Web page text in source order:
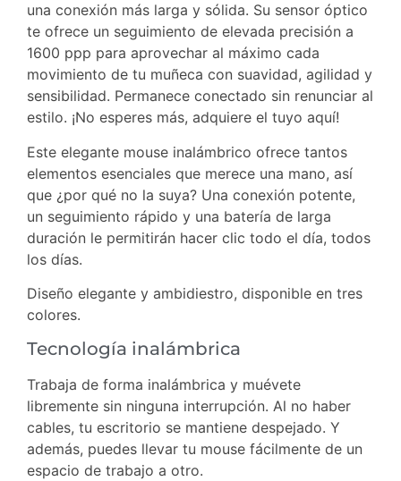
una conexión más larga y sólida. Su sensor óptico
te ofrece un seguimiento de elevada precisión a
1600 ppp para aprovechar al máximo cada
movimiento de tu muñeca con suavidad, agilidad y
sensibilidad. Permanece conectado sin renunciar al
estilo. ¡No esperes más, adquiere el tuyo aquí!
Este elegante mouse inalámbrico ofrece tantos
elementos esenciales que merece una mano, así
que ¿por qué no la suya? Una conexión potente,
un seguimiento rápido y una batería de larga
duración le permitirán hacer clic todo el día, todos
los días.
Diseño elegante y ambidiestro, disponible en tres
colores.
Tecnología inalámbrica
Trabaja de forma inalámbrica y muévete
libremente sin ninguna interrupción. Al no haber
cables, tu escritorio se mantiene despejado. Y
además, puedes llevar tu mouse fácilmente de un
espacio de trabajo a otro.